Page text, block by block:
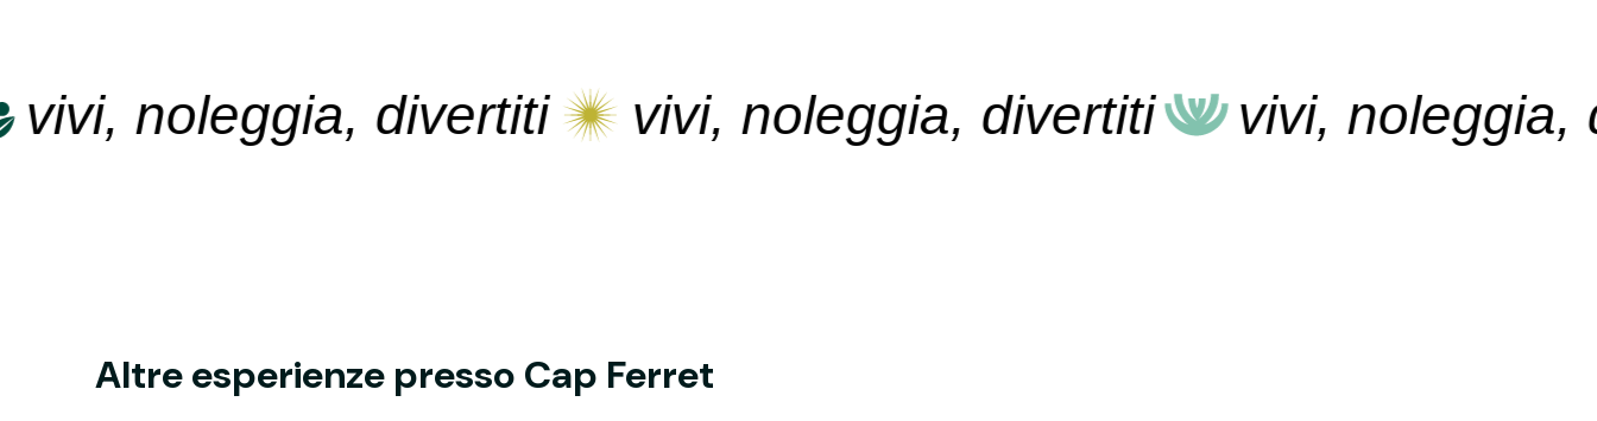
noleggia, divertiti vivi, noleggia, divertiti vivi, noleggia,
Altre esperienze presso Cap Ferret